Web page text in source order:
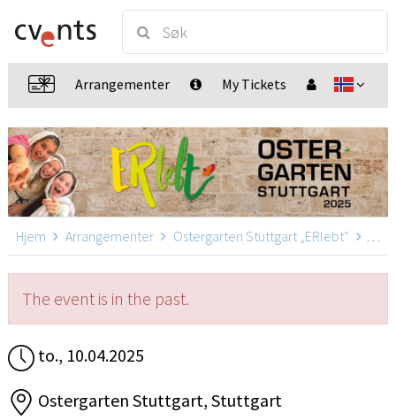
Arrangementer My Tickets
Hjem Arrangementer Ostergarten Stuttgart „ERlebt“
The event is in the past.
to., 10.04.2025
Ostergarten Stuttgart, Stuttgart